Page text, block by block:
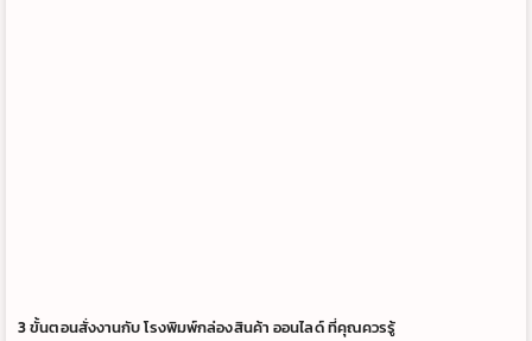
3 ขั้นตอนสั่งงานกับ โรงพิมพ์กล่องสินค้า ออนไลด์ ที่คุณควรรู้